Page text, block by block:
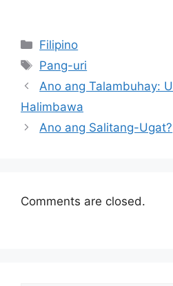
Categories
Filipino
Tags
Pang-uri
Ano ang Talambuhay:
Halimbawa
Ano ang Salitang-Ugat?
Comments are closed.